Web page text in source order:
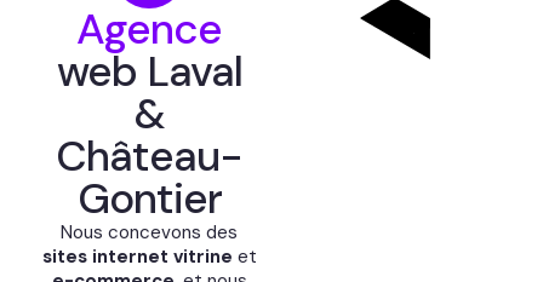
Agence
web Laval
&
Château-
Gontier
Nous concevons des
sites internet vitrine et